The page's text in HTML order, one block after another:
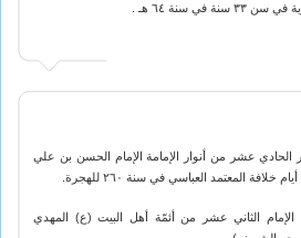
في سنة ٦٤ هـ .
الحادي عشر من أنوار الإمامة الإمام الحسن بن علي
المعتمد العباسي في سنة ٢٦٠ للهجرة.
الإمام الثاني عشر من أئمّة أهل البيت (ع) المهدي